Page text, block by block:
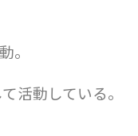
。
活動している。